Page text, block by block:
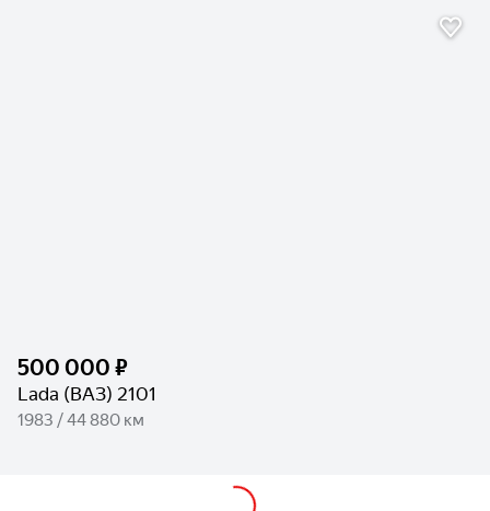
500 000 ₽
Lada (ВАЗ) 2101
1983 / 44 880 км